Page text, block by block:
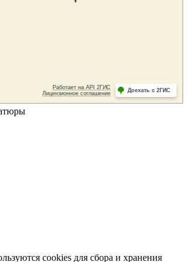
cookies для сбора и хранения